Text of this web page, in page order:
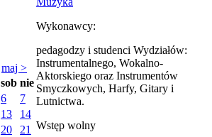
maj >
sob nie
6
7
13
14
20
21
Wykonawcy:
pedagodzy i studenci Wydziałów:
Instrumentalnego, Wokalno-
Aktorskiego oraz Instrumentów
Smyczkowych, Harfy, Gitary i
Lutnictwa.
Wstęp wolny